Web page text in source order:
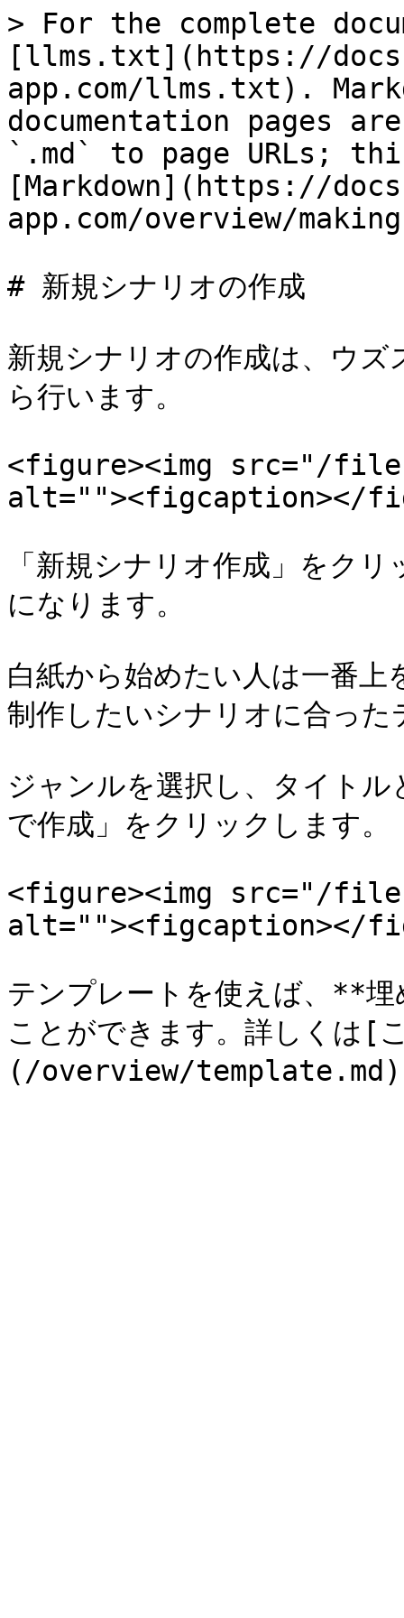
> For the complete
[llms.txt](https://
app.com/llms.txt).
documentation pages
`.md` to page URLs;
[Markdown](https://
app.com/overview/
# 新規シナリオの作成
新規シナリオの作成は、ウ
ら行います。
<figure><img src="/
alt=""><figcaption></
「新規シナリオ作成」をク
になります。
白紙から始めたい人は一番
制作したいシナリオに合っ
ジャンルを選択し、タイト
で作成」をクリックします。
<figure><img src="/files/
alt=""><figcaption></
テンプレートを使えば、**
ことができます。詳しくは[